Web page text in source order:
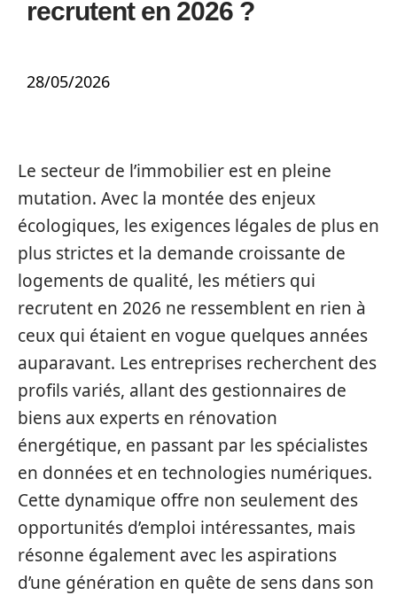
recrutent en 2026 ?
28/05/2026
Le secteur de l’immobilier est en pleine
mutation. Avec la montée des enjeux
écologiques, les exigences légales de plus en
plus strictes et la demande croissante de
logements de qualité, les métiers qui
recrutent en 2026 ne ressemblent en rien à
ceux qui étaient en vogue quelques années
auparavant. Les entreprises recherchent des
profils variés, allant des gestionnaires de
biens aux experts en rénovation
énergétique, en passant par les spécialistes
en données et en technologies numériques.
Cette dynamique offre non seulement des
opportunités d’emploi intéressantes, mais
résonne également avec les aspirations
d’une génération en quête de sens dans son